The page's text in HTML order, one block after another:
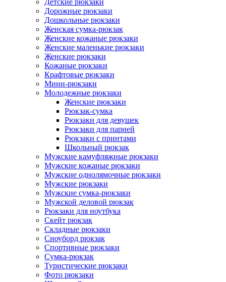
Детские рюкзаки
Дорожные рюкзаки
Дошкольные рюкзаки
Женская сумка-рюкзак
Женские кожаные рюкзаки
Женские маленькие рюкзаки
Женские рюкзаки
Кожаные рюкзаки
Крафтовые рюкзаки
Мини-рюкзаки
Молодежные рюкзаки
Женские рюкзаки
Рюкзак-сумка
Рюкзаки для девушек
Рюкзаки для парней
Рюкзаки с принтами
Школьный рюкзак
Мужские камуфляжные рюкзаки
Мужские кожаные рюкзаки
Мужские однолямочные рюкзаки
Мужские рюкзаки
Мужские сумка-рюкзаки
Мужской деловой рюкзак
Рюкзаки для ноутбука
Скейт рюкзак
Складные рюкзаки
Сноуборд рюкзак
Спортивные рюкзаки
Сумка-рюкзак
Туристические рюкзаки
Фото рюкзаки